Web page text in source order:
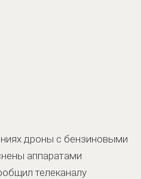
дроны с бензиновыми
аппаратами
телеканалу